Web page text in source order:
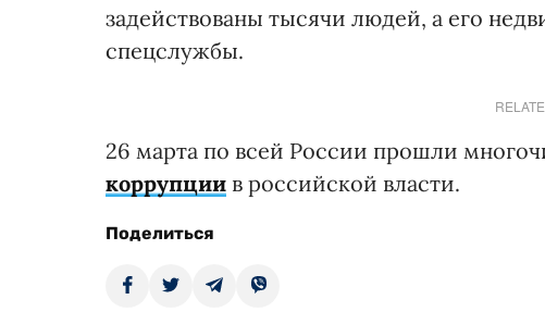
задействованы тысячи людей, а его
спецслужбы.
26 марта по всей России прошли
коррупции в российской власти.
Поделиться